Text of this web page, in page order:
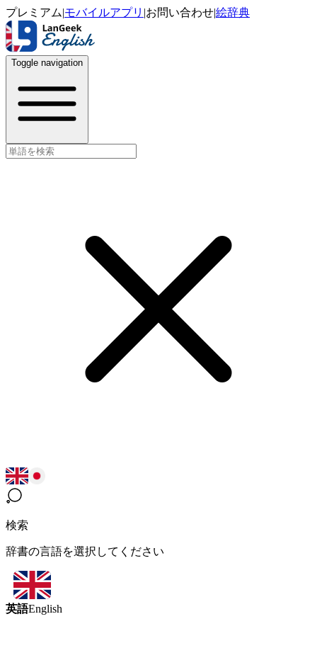
プレミアム|モバイルアプリ |お問い合わせ|絵辞典
Toggle navigation
検索
辞書の言語を選択してください
英語English